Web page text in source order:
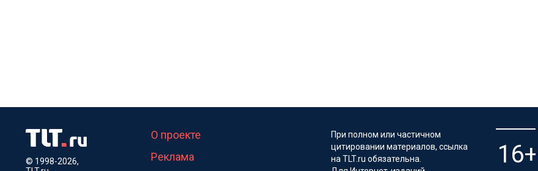
© 1998-2026,
О проекте
Реклама
При полном или частичном
цитировании материалов, ссылка
на TLT.ru обязательна.